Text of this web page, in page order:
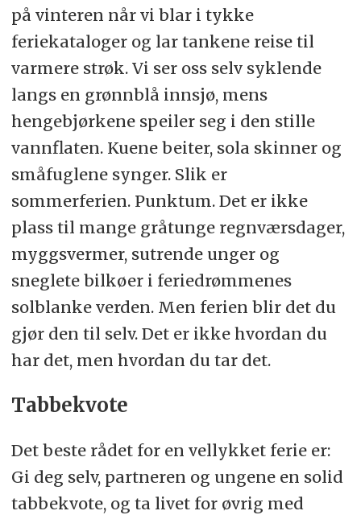
på vinteren når vi blar i tykke
feriekataloger og lar tankene reise til
varmere strøk. Vi ser oss selv syklende
langs en grønnblå innsjø, mens
hengebjørkene speiler seg i den stille
vannflaten. Kuene beiter, sola skinner og
småfuglene synger. Slik er
sommerferien. Punktum. Det er ikke
plass til mange gråtunge regnværsdager,
myggsvermer, sutrende unger og
sneglete bilkøer i feriedrømmenes
solblanke verden. Men ferien blir det du
gjør den til selv. Det er ikke hvordan du
har det, men hvordan du tar det.
Tabbekvote
Det beste rådet for en vellykket ferie er:
Gi deg selv, partneren og ungene en solid
tabbekvote, og ta livet for øvrig med